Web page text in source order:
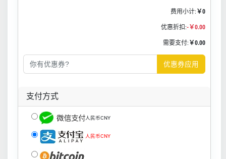
费用小计: ￥0
优惠折扣:-￥0.00
需要支付: ￥0.00
优惠券应用
支付方式
人民币CNY
人民币CNY